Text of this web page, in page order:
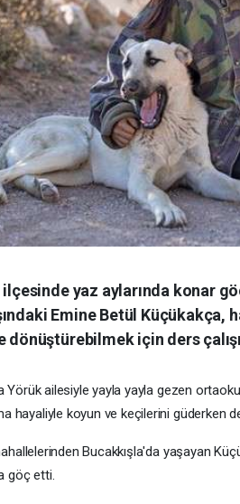
yaz aylarında konar
Emine Betül Küçükakça,
dönüştürebilmek için ders
Yörük ailesiyle yayla yayla gezen
hayaliyle koyun ve keçilerini güderken
Bucakkışla'da yaşayan
göç etti.